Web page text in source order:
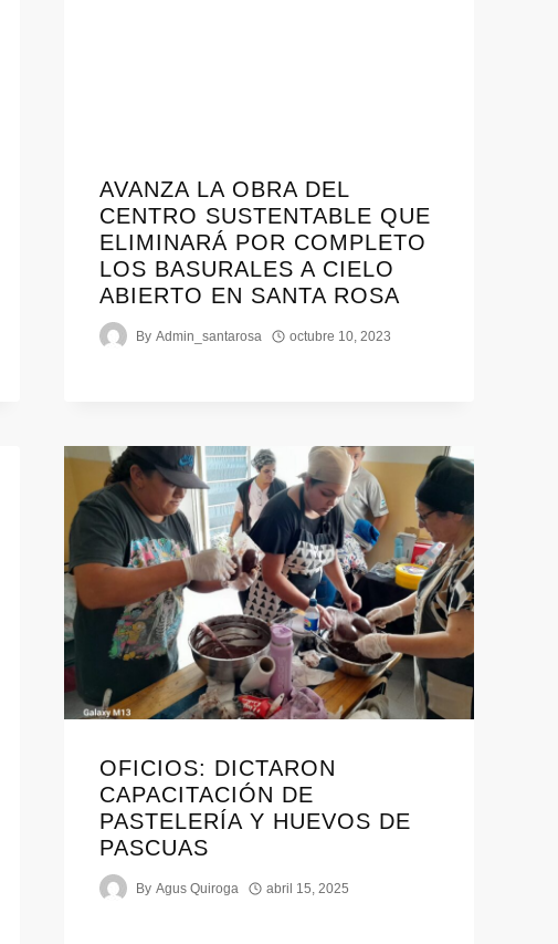
AVANZA LA OBRA DEL
CENTRO SUSTENTABLE QUE
ELIMINARÁ POR COMPLETO
LOS BASURALES A CIELO
ABIERTO EN SANTA ROSA
By Admin_santarosa octubre 10, 2023
OFICIOS: DICTARON
CAPACITACIÓN DE
PASTELERÍA Y HUEVOS DE
PASCUAS
By Agus Quiroga abril 15, 2025